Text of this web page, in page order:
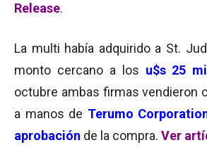
Release.
La multi había adquirido a St.
monto cercano a los u$s 25
octubre ambas firmas vendieron
a manos de Terumo
aprobación de la compra. Ver